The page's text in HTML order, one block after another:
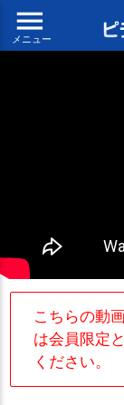
menu
メニュー
こちらの動
は会員限定
ください。